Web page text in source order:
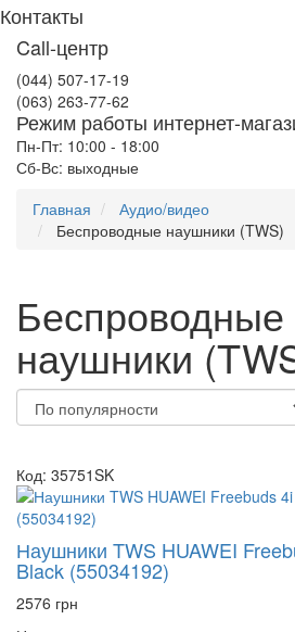
Контакты
Call-центр
(044) 507-17-19
(063) 263-77-62
Режим работы интернет-
Пн-Пт: 10:00 - 18:00
Сб-Вс: выходные
Главная
Аудио/видео
Беспроводные наушники (TWS)
Беспроводные
наушники
Код: 35751SK
Наушники TWS HUAWEI
Black (55034192)
2576 грн